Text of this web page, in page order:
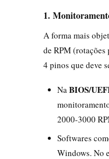
1.
A forma mais
de RPM
4 pinos que deve
Na BIOS/
2000-3000
Softwares
Windows. No